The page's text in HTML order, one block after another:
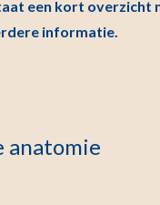
een kort overzicht
informatie.
anatomie